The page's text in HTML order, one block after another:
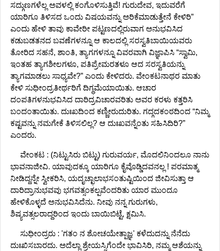
ಸದ್ಗುಣಗಳೆಲ್ಲ ಅವಳಲ್ಲಿ ಕಂಗೊಳಿಸುತ್ತಿವೆ! ಗುರುದೇವ, ಇದುವರೆಗೆ
ಯಾರಿಗೂ ತಿಳಿಸದ ಒಂದು ವಿಷಯವನ್ನು ಅರಿಕೆಮಾಡುತ್ತೇನೆ ಕೇಳಿರಿ”
ಎಂದು ಹೇಳಿ ತಾವು ಕಾವೇರೀ ಪಟ್ಟಣದಲ್ಲಿರುವಾಗ ಅನುಭವಿಸಿದ
ಕಡುಬಡತನದ ಬವಣೆಗಳನ್ನೂ ಆ ಕಾಲದಲ್ಲಿ ಸರಸ್ವತಿಬಾಯಿಯವರು
ತೋರಿದ ಸಹನೆ, ಶಾಂತಿ, ತ್ಯಾಗಗಳನ್ನೂ ವಿವರವಾಗಿ ವಿಜ್ಞಾಪಿಸಿ “ಸ್ವಾಮಿ,
ಇಂತಹ ತ್ಯಾಗಶೀಲಗಳೂ, ಪತಿಪ್ರೇಮರತಳೂ ಆದ ಸರಸ್ವತಿಯನ್ನು
ತ್ಯಾಗಮಾಡಲು ಸಾಧ್ಯವೇ?” ಎಂದು ಕೇಳಿದರು. ವೇಂಕಟನಾಥರ ಮಾತು
ಕೇಳಿ ಸುಧೀಂದ್ರತೀರ್ಥರಿಗೆ ದಿಗ್ಧಮೆಯಾಯಿತು. ಆಚಾರ
ದಂಪತಿಗಳನುಭವಿಸಿದ ದಾರಿದ್ರವಿಚಾರವರಿತು ಅವರ ಕರಳು ಕತ್ತರಿಸಿ
ಬಂದಂತಾಯಿತು. ದುಃಖದಿಂದ ಕಣ್ಣೀರುದುರಿತು. ಗದ್ಗದಕಂಠದಿಂದ “ನಿಮ್ಮ
ಕಷ್ಟವನ್ನು ನಮಗೇಕೆ ತಿಳಿಸಲಿಲ್ಲ? ಆ ದುಃಖವನ್ನೆಂತು ಸಹಿಸಿದಿರಿ?”
ಎಂದರು.
ವೇಂಕಟ : (ನಿಟ್ಟುಸಿರು ಬಿಟ್ಟು) ಗುರುವರ್ಯ, ಮೊದಲಿನಿಂದಲೂ ನಾನು
ಭಾವನಾಜೀವಿ. ಯಾವುದಕ್ಕೂ ಯಾರಿಗೂ ಕೈವೊಡ್ಡಿದವನಲ್ಲ ! ಪರಮಾತ್ಮ
ನೀಡಿದ್ದನ್ನೇ ಸ್ವೀಕರಿಸಿ, ಯದೃಚ್ಛಾಲಾಭಸಂತುಷ್ಟಿಯಿಂದ ಜೀವಿಸುತ್ತಾ ಆ
ದಾರಿದ್ರಾನುಭವವು ಭಗವತ್ಸಂಕಲ್ಪವೆಂದರಿತು ಯಾರ ಮುಂದೂ
ಹೇಳಿಕೊಳ್ಳದೆ ಅನುಭವಿಸಿದೆನು. ನೀವು ನನ್ನ ಗುರುಗಳು,
ಶಿಷ್ಯವತ್ಸಲರಾದ್ದರಿಂದ ಇಂದು ಬಾಯಿಬಿಟ್ಟೆ, ಕ್ಷಮಿಸಿ.
ಸುಧೀಂದ್ರರು : 'ಗತಂ ನ ಶೋಚಯೇತ್ಪಾಜ್ಞ' ಕಳೆದುದನ್ನು ನೆನೆದು
ದುಃಖಿಸಬಾರದು. ಅದೆಲ್ಲಾ ಶ್ರೇಯಸ್ಸಿಗೆಂದೇ ಭಾವಿಸಿರಿ, ನಮ್ಮ ಆಶೆಯನ್ನು